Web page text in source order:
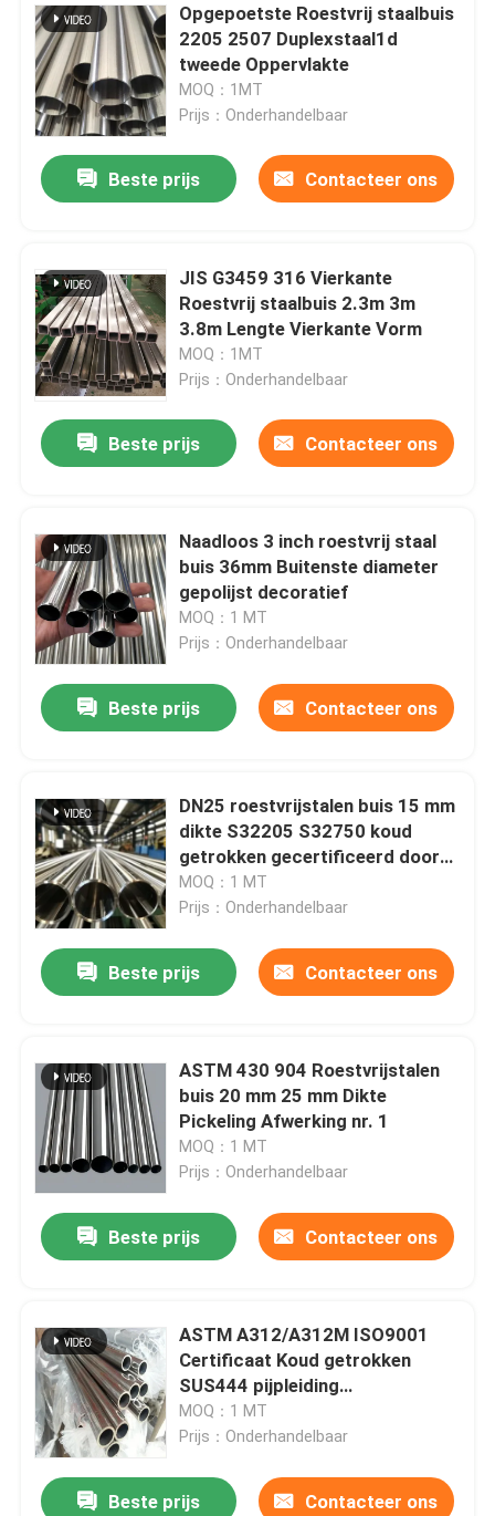
Opgepoetste Roestvrij staalbuis
2205 2507 Duplexstaal1d
tweede Oppervlakte
MOQ：1MT
Prijs：Onderhandelbaar
Beste prijs Contacteer ons
JIS G3459 316 Vierkante
Roestvrij staalbuis 2.3m 3m
3.8m Lengte Vierkante Vorm
MOQ：1MT
Prijs：Onderhandelbaar
Beste prijs Contacteer ons
Naadloos 3 inch roestvrij staal
buis 36mm Buitenste diameter
gepolijst decoratief
MOQ：1 MT
Prijs：Onderhandelbaar
Beste prijs Contacteer ons
DN25 roestvrijstalen buis 15 mm
dikte S32205 S32750 koud
getrokken gecertificeerd door
ISO
MOQ：1 MT
Prijs：Onderhandelbaar
Beste prijs Contacteer ons
ASTM 430 904 Roestvrijstalen
buis 20 mm 25 mm Dikte
Pickeling Afwerking nr. 1
MOQ：1 MT
Prijs：Onderhandelbaar
Beste prijs Contacteer ons
ASTM A312/A312M ISO9001
Certificaat Koud getrokken
SUS444 pijpleiding
roestvrijstalen buis Hoog
corrosiebestendig ferritisch
MOQ：1 MT
Prijs：Onderhandelbaar
Beste prijs Contacteer ons